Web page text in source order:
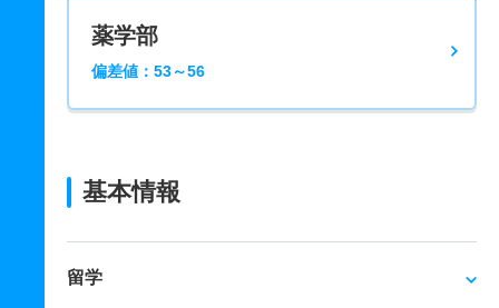
薬学部
偏差値：53～56
基本情報
留学